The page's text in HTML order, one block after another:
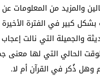
والمزيد من المعلومات
كبير في الفترة
والجميلة التي نالت
الحالي التي لها
ذُكر في القرآن أم لا.